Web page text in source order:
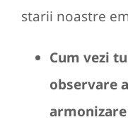
starii noastre
Cum vezi
observare